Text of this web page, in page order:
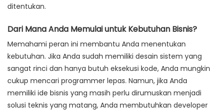
ditentukan.
Dari Mana Anda Memulai untuk Kebutuhan Bisnis?
Memahami peran ini membantu Anda menentukan
kebutuhan. Jika Anda sudah memiliki desain sistem yang
sangat rinci dan hanya butuh eksekusi kode, Anda mungkin
cukup mencari programmer lepas. Namun, jika Anda
memiliki ide bisnis yang masih perlu dirumuskan menjadi
solusi teknis yang matang, Anda membutuhkan developer